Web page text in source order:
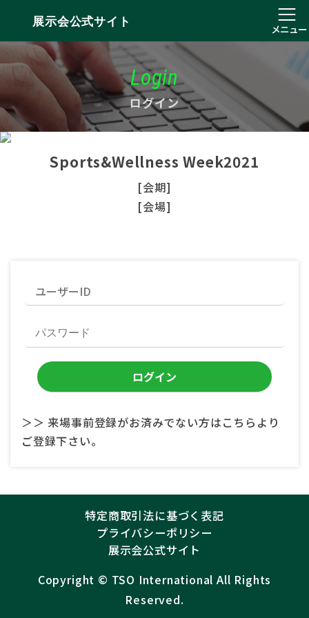
展示会公式サイト
メニュー
Login
ログイン
Sports&Wellness Week2021
[会期]
[会場]
＞＞ 来場事前登録がお済みでない方はこちらより
ご登録下さい。
特定商取引法に基づく表記
プライバシーポリシー
展示会公式サイト
Copyright ©︎ TSO International All Rights
Reserved.